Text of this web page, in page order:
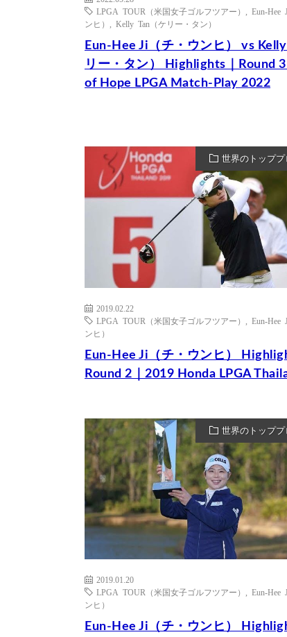
LPGA TOUR（米国女子ゴルフツアー）
Eun-Hee
ンヒ）
Kelly Tan（ケリー・タン）
Eun-Hee Ji（チ・ウンヒ） vs
リー・タン） Highlights｜Round
of Hope LPGA Match-Play 2022
世界のトッププ
2019.02.22
LPGA TOUR（米国女子ゴルフツアー）
Eun-Hee
ンヒ）
Eun-Hee Ji（チ・ウンヒ）
Round 2｜2019 Honda LPGA
世界のトッププ
2019.01.20
LPGA TOUR（米国女子ゴルフツアー）
Eun-Hee
ンヒ）
Eun-Hee Ji（チ・ウンヒ）